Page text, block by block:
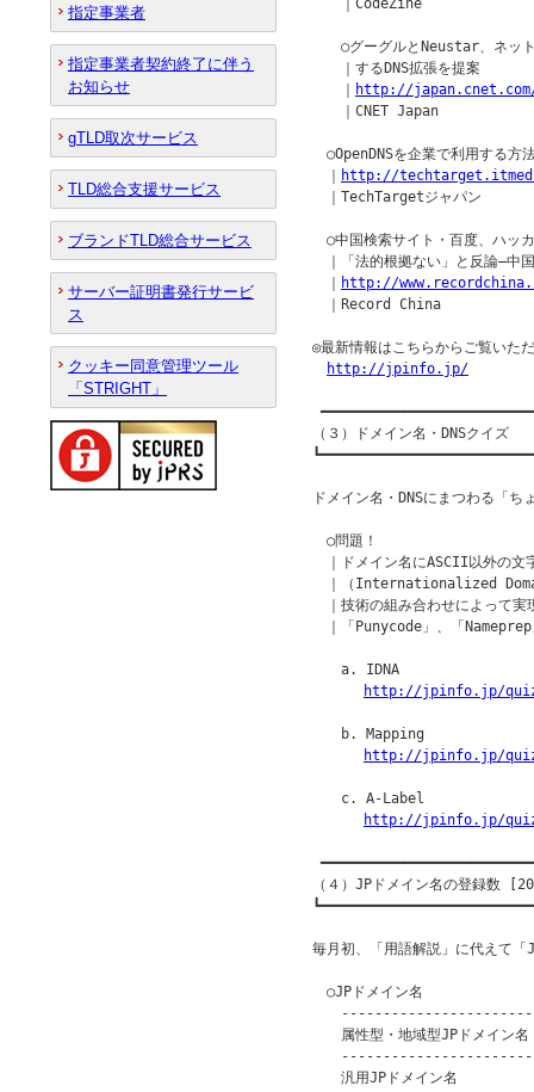
｜CodeZine
○グーグルとNeustar、ネット
｜するDNS拡張を提案
http://japan.cnet.com/
｜CNET Japan
○OpenDNSを企業で利用する方
http://
｜TechTargetジャパン
○中国検索サイト・百度、ハッ
｜「法的根拠ない」と反論―中
http://
｜Record China
◎最新情報はこちらからご覧いた
http://jpinfo.jp/
（３）ドメイン名・DNSクイズ
ドメイン名・DNSにまつわる「
○問題！
｜ドメイン名にASCII以外の文
｜（Internationalized
｜技術の組み合わせによって実
｜「Punycode」、「Nameprep
a. IDNA
http://jpinfo.jp/quiz/
b. Mapping
http://jpinfo.jp/quiz/
c. A-Label
http://jpinfo.jp/quiz/
（４）JPドメイン名の登録数
毎月初、「用語解説」に代えて
○JPドメイン名
属性型・地域型JPドメイン
汎用JPドメイン名　　　　
指定事業者
指定事業者契約終了に伴う
お知らせ
gTLD取次サービス
TLD総合支援サービス
ブランドTLD総合サービス
サーバー証明書発行サービ
ス
クッキー同意管理ツール
「STRIGHT」